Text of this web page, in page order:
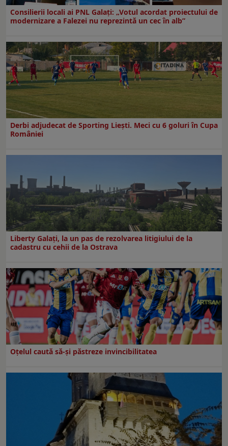
Consilierii locali ai PNL Galaţi: „Votul acordat proiectului de
modernizare a Falezei nu reprezintă un cec în alb”
Derbi adjudecat de Sporting Liești. Meci cu 6 goluri în Cupa
României
Liberty Galați, la un pas de rezolvarea litigiului de la
cadastru cu cehii de la Ostrava
Oțelul caută să-și păstreze invincibilitatea